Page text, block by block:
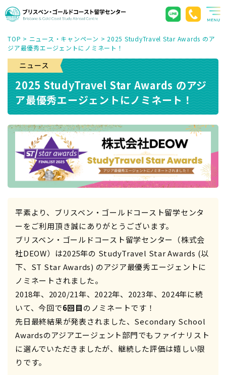
TOP > ニュース・キャンペーン > 2025 StudyTravel Star Awards のア
ジア最優秀エージェントにノミネート！
2025 StudyTravel Star Awards のアジ
ア最優秀エージェントにノミネート！
平素より、ブリスベン・ゴールドコースト留学センタ
ーをご利用頂き誠にありがとうございます。
ブリスベン・ゴールドコースト留学センター（株式会
社DEOW）は2025年の StudyTravel Star Awards (以
下、ST Star Awards) のアジア最優秀エージェントに
ノミネートされました。
2018年、2020/21年、2022年、2023年、2024年に続
いて、今回で6回目のノミネートです！
先日最終結果が発表されました、Secondary School
Awardsのアジアエージェント部門でもファイナリスト
に選んでいただきましたが、継続した評価は嬉しい限
りです。